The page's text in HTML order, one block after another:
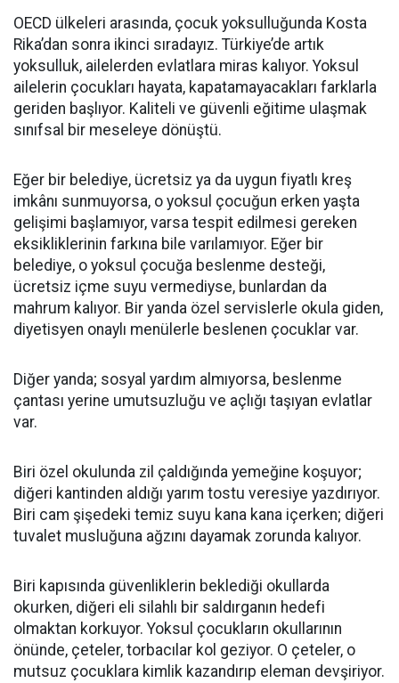
OECD ülkeleri arasında, çocuk yoksulluğunda Kosta
Rika’dan sonra ikinci sıradayız. Türkiye’de artık
yoksulluk, ailelerden evlatlara miras kalıyor. Yoksul
ailelerin çocukları hayata, kapatamayacakları farklarla
geriden başlıyor. Kaliteli ve güvenli eğitime ulaşmak
sınıfsal bir meseleye dönüştü.
Eğer bir belediye, ücretsiz ya da uygun fiyatlı kreş
imkânı sunmuyorsa, o yoksul çocuğun erken yaşta
gelişimi başlamıyor, varsa tespit edilmesi gereken
eksikliklerinin farkına bile varılamıyor. Eğer bir
belediye, o yoksul çocuğa beslenme desteği,
ücretsiz içme suyu vermediyse, bunlardan da
mahrum kalıyor. Bir yanda özel servislerle okula giden,
diyetisyen onaylı menülerle beslenen çocuklar var.
Diğer yanda; sosyal yardım almıyorsa, beslenme
çantası yerine umutsuzluğu ve açlığı taşıyan evlatlar
var.
Biri özel okulunda zil çaldığında yemeğine koşuyor;
diğeri kantinden aldığı yarım tostu veresiye yazdırıyor.
Biri cam şişedeki temiz suyu kana kana içerken; diğeri
tuvalet musluğuna ağzını dayamak zorunda kalıyor.
Biri kapısında güvenliklerin beklediği okullarda
okurken, diğeri eli silahlı bir saldırganın hedefi
olmaktan korkuyor. Yoksul çocukların okullarının
önünde, çeteler, torbacılar kol geziyor. O çeteler, o
mutsuz çocuklara kimlik kazandırıp eleman devşiriyor.